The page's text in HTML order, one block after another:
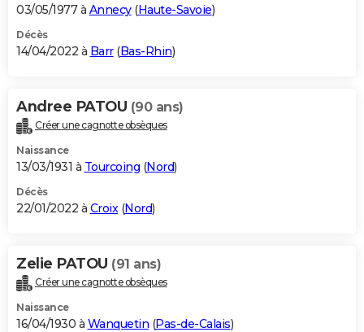
03/05/1977 à Annecy(Haute-Savoie)
Décès
14/04/2022 à Barr(Bas-Rhin)
Andree PATOU (90 ans)
Créer une cagnotte obsèques
Naissance
13/03/1931 à Tourcoing (Nord)
Décès
22/01/2022 à Croix(Nord)
Zelie PATOU (91 ans)
Créer une cagnotte obsèques
Naissance
16/04/1930 à Wanquetin (Pas-de-Calais)